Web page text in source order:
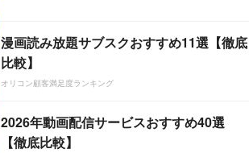
漫画読み放題サブスクおすすめ11選【徹底
比較】
オリコン顧客満足度ランキング
2026年動画配信サービスおすすめ40選
【徹底比較】